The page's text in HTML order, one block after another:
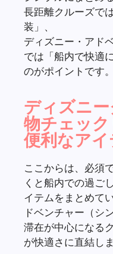
長距離クルーズで
装」、
ディズニー・アド
では「船内で快適
のがポイントです。
ディズニ
物チェッ
便利なアイ
ここからは、必須
くと船内での過ご
イテムをまとめて
ドベンチャー（シ
滞在が中心になる
が快適さに直結しま